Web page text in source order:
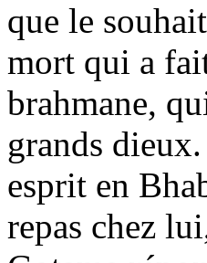
que le
mort qui a
brahmane,
grands
esprit en
repas chez